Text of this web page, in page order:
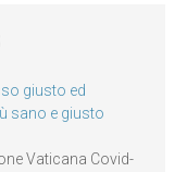
giusto ed
sano e giusto
Vaticana Covid-